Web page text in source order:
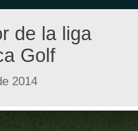
de la liga
Golf
2014